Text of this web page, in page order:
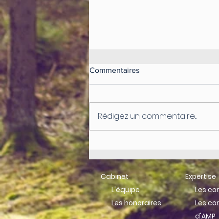
Commentaires
Rédigez un commentaire...
Cabinet
L'équipe
Les honoraires
Expertise
Les
Les
d'AMP